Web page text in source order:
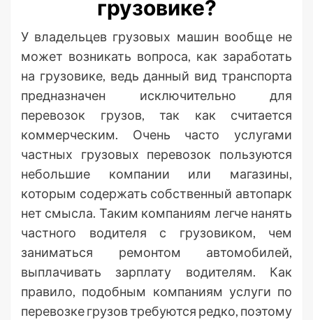
грузовике?
У владельцев грузовых машин вообще не
может возникать вопроса, как заработать
на грузовике, ведь данный вид транспорта
предназначен исключительно для
перевозок грузов, так как считается
коммерческим. Очень часто услугами
частных грузовых перевозок пользуются
небольшие компании или магазины,
которым содержать собственный автопарк
нет смысла. Таким компаниям легче нанять
частного водителя с грузовиком, чем
заниматься ремонтом автомобилей,
выплачивать зарплату водителям. Как
правило, подобным компаниям услуги по
перевозке грузов требуются редко, поэтому